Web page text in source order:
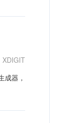
XDIGIT
成器，